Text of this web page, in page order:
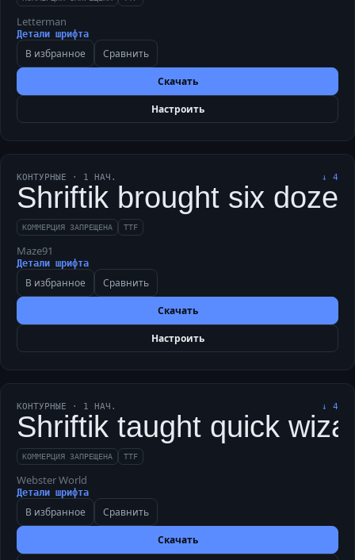
Letterman
Детали шрифта
В избранное Сравнить
Скачать
Настроить
КОНТУРНЫЕ · 1 НАЧ. ↓ 4
Shriftik brought six
КОММЕРЦИЯ ЗАПРЕЩЕНА TTF
Maze91
Детали шрифта
В избранное Сравнить
Скачать
Настроить
КОНТУРНЫЕ · 1 НАЧ. ↓ 4
Shriftik taught quick
КОММЕРЦИЯ ЗАПРЕЩЕНА TTF
Webster World
Детали шрифта
В избранное Сравнить
Скачать